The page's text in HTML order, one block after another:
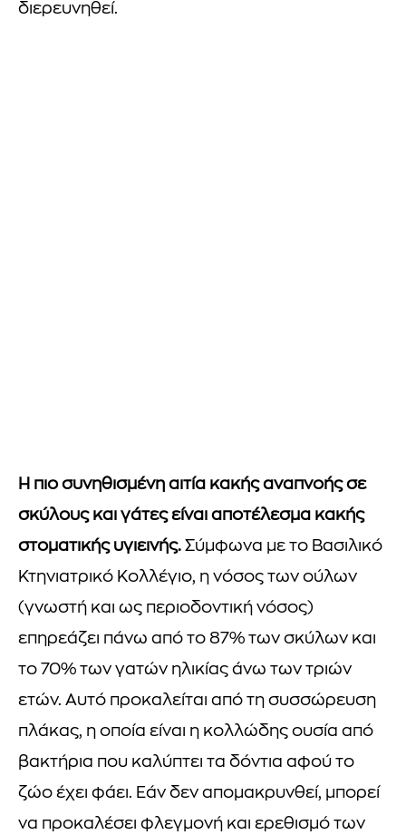
διερευνηθεί.
Η πιο συνηθισμένη αιτία κακής αναπνοής σε
σκύλους και γάτες είναι αποτέλεσμα κακής
στοματικής υγιεινής. Σύμφωνα με το Βασιλικό
Κτηνιατρικό Κολλέγιο, η νόσος των ούλων
(γνωστή και ως περιοδοντική νόσος)
επηρεάζει πάνω από το 87% των σκύλων και
το 70% των γατών ηλικίας άνω των τριών
ετών. Αυτό προκαλείται από τη συσσώρευση
πλάκας, η οποία είναι η κολλώδης ουσία από
βακτήρια που καλύπτει τα δόντια αφού το
ζώο έχει φάει. Εάν δεν απομακρυνθεί, μπορεί
να προκαλέσει φλεγμονή και ερεθισμό των